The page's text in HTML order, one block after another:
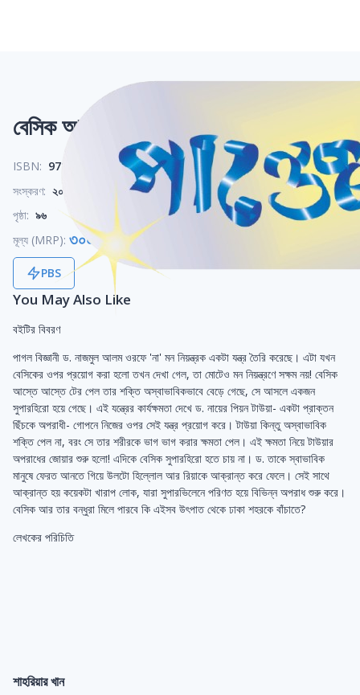
বেসিক আলী সুপারহিরো ১
ISBN: 9789849951889
সংস্করণ: ২০২৫
পৃষ্ঠা: ৯৬
মূল্য (MRP): ৩০০ টাকা
PBS
You May Also Like
বইটির বিবরণ
পাগল বিজ্ঞানী ড. নাজমুল আলম ওরফে 'না' মন নিয়ন্ত্রক একটা যন্ত্র তৈরি করেছে। এটা যখন
বেসিকের ওপর প্রয়োগ করা হলো তখন দেখা গেল, তা মোটেও মন নিয়ন্ত্রণে সক্ষম নয়! বেসিক
আস্তে আস্তে টের পেল তার শক্তি অস্বাভাবিকভাবে বেড়ে গেছে, সে আসলে একজন
সুপারহিরো হয়ে গেছে। এই যন্ত্রের কার্যক্ষমতা দেখে ড. নায়ের পিয়ন টাউয়া- একটা প্রাক্তন
ছিঁচকে অপরাধী- গোপনে নিজের ওপর সেই যন্ত্র প্রয়োগ করে। টাউয়া কিন্তু অস্বাভাবিক
শক্তি পেল না, বরং সে তার শরীরকে ভাগ ভাগ করার ক্ষমতা পেল। এই ক্ষমতা নিয়ে টাউয়ার
অপরাধের জোয়ার শুরু হলো! এদিকে বেসিক সুপারহিরো হতে চায় না। ড. তাকে স্বাভাবিক
মানুষে ফেরত আনতে গিয়ে উলটো হিল্লোল আর রিয়াকে আক্রান্ত করে ফেলে। সেই সাথে
আক্রান্ত হয় কয়েকটা খারাপ লোক, যারা সুপারভিলেনে পরিণত হয়ে বিভিন্ন অপরাধ শুরু করে।
বেসিক আর তার বন্ধুরা মিলে পারবে কি এইসব উৎপাত থেকে ঢাকা শহরকে বাঁচাতে?
লেখকের পরিচিতি
শাহরিয়ার খান